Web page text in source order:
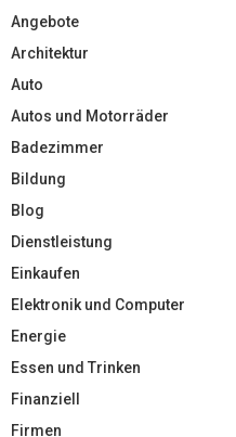
Angebote
Architektur
Auto
Autos und Motorräder
Badezimmer
Bildung
Blog
Dienstleistung
Einkaufen
Elektronik und Computer
Energie
Essen und Trinken
Finanziell
Firmen